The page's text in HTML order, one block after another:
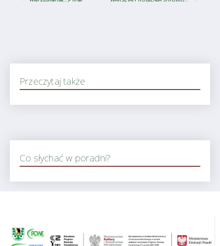
Przeczytaj także
Co słychać w poradni?